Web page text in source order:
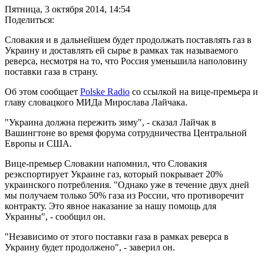
Пятница, 3 октября 2014, 14:54
Поделиться:
Словакия и в дальнейшем будет продолжать поставлять газ в
Украину и доставлять ей сырье в рамках так называемого
реверса, несмотря на то, что Россия уменьшила наполовину
поставки газа в страну.
Об этом сообщает Polske Radio со ссылкой на вице-премьера и
главу словацкого МИДа Мирослава Лайчака.
"Украина должна пережить зиму", - сказал Лайчак в
Вашингтоне во время форума сотрудничества Центральной
Европы и США.
Вице-премьер Словакии напомнил, что Словакия
реэкспортирует Украине газ, который покрывает 20%
украинского потребления. "Однако уже в течение двух дней
мы получаем только 50% газа из России, что противоречит
контракту. Это явное наказание за нашу помощь для
Украины", - сообщил он.
"Независимо от этого поставки газа в рамках реверса в
Украину будет продолжено", - заверил он.